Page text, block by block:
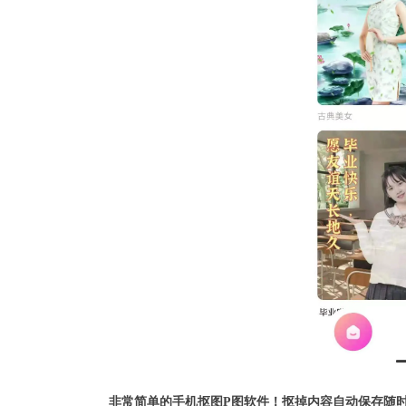
非常简单的手机抠图P图软件！抠掉内容自动保存随